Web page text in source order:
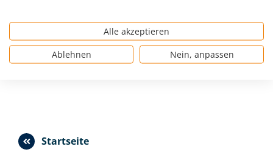
Startseite
Alle akzeptieren
Ablehnen
Nein, anpassen